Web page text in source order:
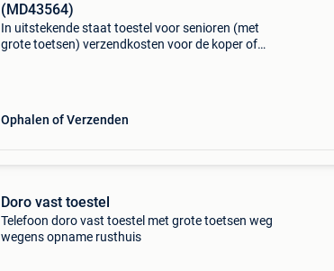
(MD43564)
In uitstekende staat toestel voor senioren (met
grote toetsen) verzendkosten voor de koper of
Ophalen of Verzenden
Doro vast toestel
Telefoon doro vast toestel met grote toetsen weg
wegens opname rusthuis